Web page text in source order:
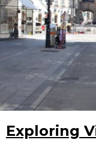
Exploring